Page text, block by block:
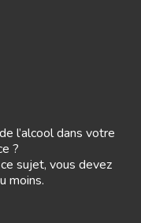
l’alcool dans votre
?
sujet, vous devez
moins.
vignes très
au territoire. On est